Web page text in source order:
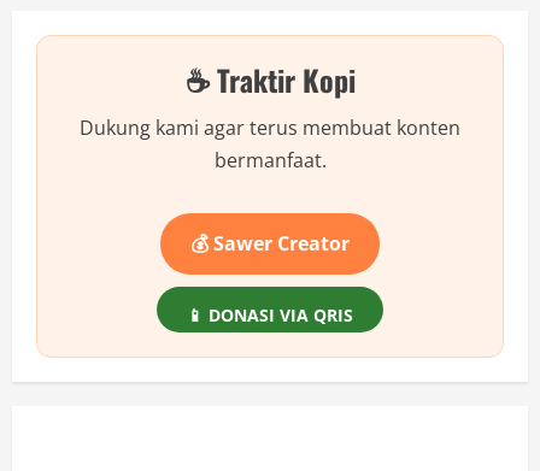
☕ Traktir Kopi
Dukung kami agar terus membuat konten
bermanfaat.
💰 Sawer Creator
📱 DONASI VIA QRIS